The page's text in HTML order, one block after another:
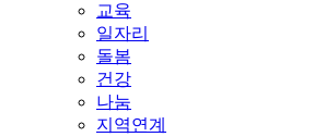
교육
일자리
돌봄
건강
나눔
지역연계